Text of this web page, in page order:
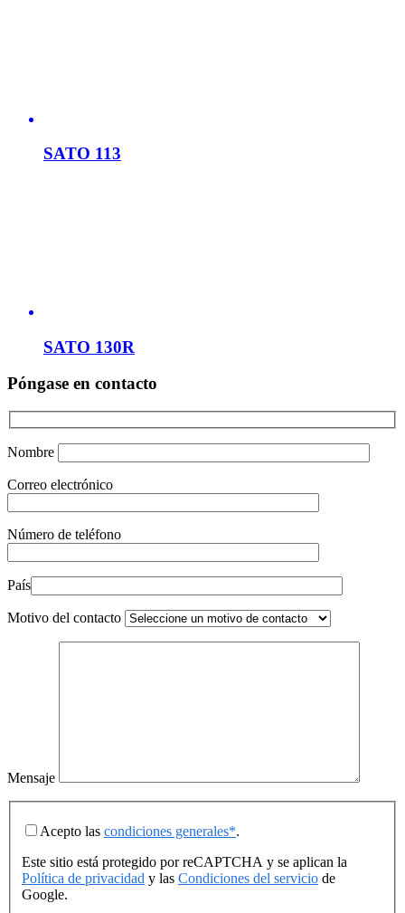
SATO 113
SATO 130R
Póngase en contacto
Nombre
Correo electrónico
Número de teléfono
País
Motivo del contacto
Mensaje
Acepto las condiciones generales*.
Este sitio está protegido por reCAPTCHA y se aplican la
Política de privacidad y las Condiciones del servicio de
Google.